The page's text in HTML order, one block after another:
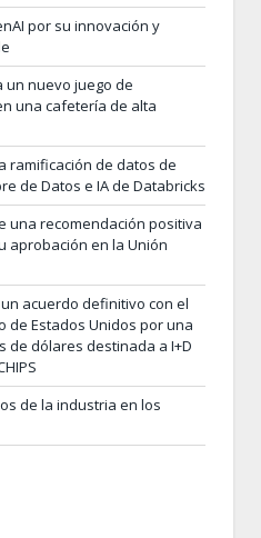
por su innovación y
un nuevo juego de
una cafetería de alta
ramificación de datos de
de Datos e IA de Databricks
una recomendación positiva
aprobación en la Unión
acuerdo definitivo con el
de Estados Unidos por una
de dólares destinada a I+D
de la industria en los